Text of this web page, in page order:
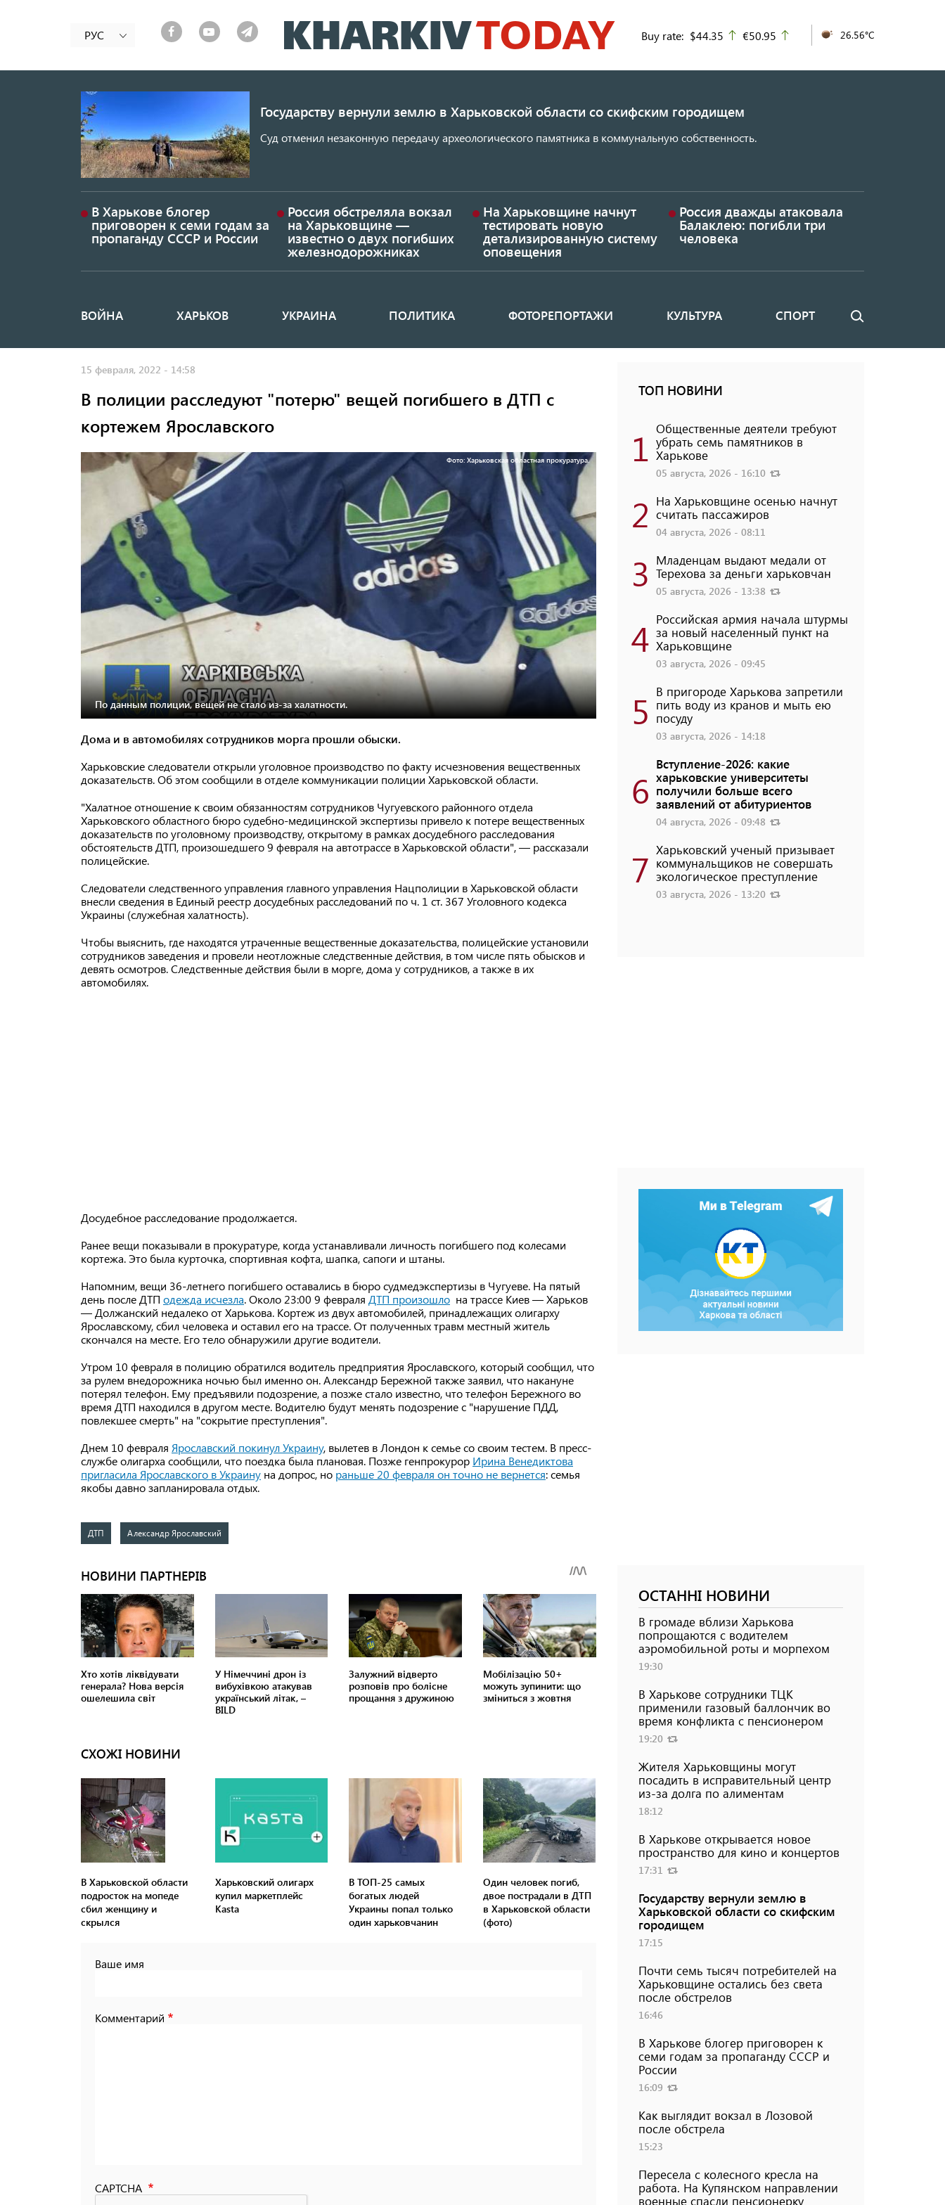
к
основному
РУС Buy rate: $44.35 up
€50.95 26.56°C
Государству вернули землю в Харьковской области со скифским городищем
Суд отменил незаконную передачу археологического памятника в коммунальную собственность.
В Харькове блогер
приговорен к семи годам за
пропаганду СССР и России
Россия обстреляла вокзал
на Харьковщине —
известно о двух погибших
железнодорожниках
На Харьковщине начнут
тестировать новую
детализированную систему
оповещения
Россия дважды атаковала
Балаклею: погибли три
человека
Основная
ВОЙНА ХАРЬКОВ УКРАИНА ПОЛИТИКА ФОТОРЕПОРТАЖИ КУЛЬТУРА СПОРТ Поиск
15 февраля, 2022 - 14:58
В полиции расследуют "потерю" вещей погибшего в ДТП с
кортежем Ярославского
Фото: Харьковская областная прокуратура.
По данным полиции, вещей не стало из-за халатности.
Дома и в автомобилях сотрудников морга прошли обыски.
Харьковские следователи открыли уголовное производство по факту исчезновения вещественных
доказательств. Об этом сообщили в отделе коммуникации полиции Харьковской области.
"Халатное отношение к своим обязанностям сотрудников Чугуевского районного отдела
Харьковского областного бюро судебно-медицинской экспертизы привело к потере вещественных
доказательств по уголовному производству, открытому в рамках досудебного расследования
обстоятельств ДТП, произошедшего 9 февраля на автотрассе в Харьковской области", — рассказали
полицейские.
Следователи следственного управления главного управления Нацполиции в Харьковской области
внесли сведения в Единый реестр досудебных расследований по ч. 1 ст. 367 Уголовного кодекса
Украины (служебная халатность).
Чтобы выяснить, где находятся утраченные вещественные доказательства, полицейские установили
сотрудников заведения и провели неотложные следственные действия, в том числе пять обысков и
девять осмотров. Следственные действия были в морге, дома у сотрудников, а также в их
автомобилях.
Досудебное расследование продолжается.
Ранее вещи показывали в прокуратуре, когда устанавливали личность погибшего под колесами
кортежа. Это была курточка, спортивная кофта, шапка, сапоги и штаны.
Напомним, вещи 36-летнего погибшего оставались в бюро судмедэкспертизы в Чугуеве. На пятый
день после ДТП одежда исчезла. Около 23:00 9 февраля ДТП произошло на трассе Киев — Харьков
— Должанский недалеко от Харькова. Кортеж из двух автомобилей, принадлежащих олигарху
Ярославскому, сбил человека и оставил его на трассе. От полученных травм местный житель
скончался на месте. Его тело обнаружили другие водители.
Утром 10 февраля в полицию обратился водитель предприятия Ярославского, который сообщил, что
за рулем внедорожника ночью был именно он. Александр Бережной также заявил, что накануне
потерял телефон. Ему предъявили подозрение, а позже стало известно, что телефон Бережного во
время ДТП находился в другом месте. Водителю будут менять подозрение с "нарушение ПДД,
повлекшее смерть" на "сокрытие преступления".
Днем 10 февраля Ярославский покинул Украину, вылетев в Лондон к семье со своим тестем. В пресс-
службе олигарха сообщили, что поездка была плановая. Позже генпрокурор Ирина Венедиктова
пригласила Ярославского в Украину на допрос, но раньше 20 февраля он точно не вернется: семья
якобы давно запланировала отдых.
ДТП Александр Ярославский
СХОЖІ НОВИНИ
В Харьковской области
подросток на мопеде
сбил женщину и
скрылся
Харьковский олигарх
купил маркетплейс
Kasta
В ТОП-25 самых
богатых людей
Украины попал только
один харьковчанин
Один человек погиб,
двое пострадали в ДТП
в Харьковской области
(фото)
Ваше имя
Комментарий
CAPTCHA
ТОП НОВИНИ
1 Общественные деятели требуют
убрать семь памятников в
Харькове
05 августа, 2026 - 16:10
2 На Харьковщине осенью начнут
считать пассажиров
04 августа, 2026 - 08:11
3 Младенцам выдают медали от
Терехова за деньги харьковчан
05 августа, 2026 - 13:38
4 Российская армия начала штурмы
за новый населенный пункт на
Харьковщине
03 августа, 2026 - 09:45
5 В пригороде Харькова запретили
пить воду из кранов и мыть ею
посуду
03 августа, 2026 - 14:18
6
Вступление-2026: какие
харьковские университеты
получили больше всего
заявлений от абитуриентов
04 августа, 2026 - 09:48
7 Харьковский ученый призывает
коммунальщиков не совершать
экологическое преступление
03 августа, 2026 - 13:20
ОСТАННІ НОВИНИ
В громаде вблизи Харькова
попрощаются с водителем
аэромобильной роты и морпехом
19:30
В Харькове сотрудники ТЦК
применили газовый баллончик во
время конфликта с пенсионером
19:20
Жителя Харьковщины могут
посадить в исправительный центр
из-за долга по алиментам
18:12
В Харькове открывается новое
пространство для кино и концертов
17:31
Государству вернули землю в
Харьковской области со скифским
городищем
17:15
Почти семь тысяч потребителей на
Харьковщине остались без света
после обстрелов
16:46
В Харькове блогер приговорен к
семи годам за пропаганду СССР и
России
16:09
Как выглядит вокзал в Лозовой
после обстрела
15:23
Пересела с колесного кресла на
работа. На Купянском направлении
военные спасли пенсионерку